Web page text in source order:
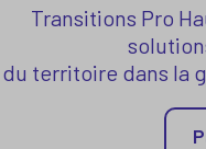
Transitions Pro
du territoire dans la